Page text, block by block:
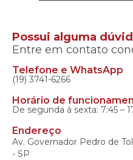
Possui alguma
Entre em contato
Telefone e WhatsApp
(19) 3741-6266
Horário de
De segunda à sexta: 7:45 –
Endereço
Av. Governador Pedro de
- SP